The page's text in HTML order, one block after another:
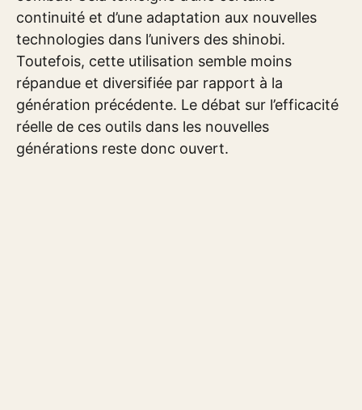
continuité et d’une adaptation aux nouvelles
technologies dans l’univers des shinobi.
Toutefois, cette utilisation semble moins
répandue et diversifiée par rapport à la
génération précédente. Le débat sur l’efficacité
réelle de ces outils dans les nouvelles
générations reste donc ouvert.